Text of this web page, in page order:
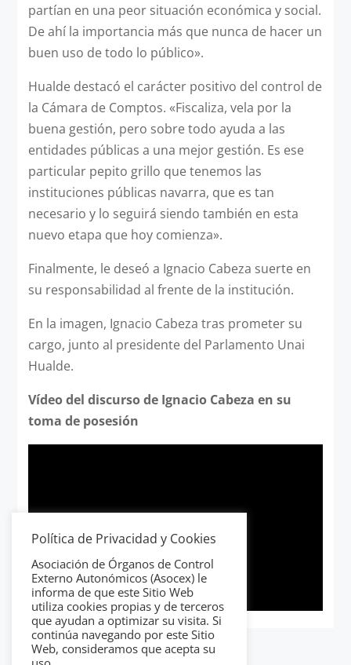
partían en una peor situación económica y social.
De ahí la importancia más que nunca de hacer un
buen uso de todo lo público».
Hualde destacó el carácter positivo del control de
la Cámara de Comptos. «Fiscaliza, vela por la
buena gestión, pero sobre todo ayuda a las
entidades públicas a una mejor gestión. Es ese
particular pepito grillo que tenemos las
instituciones públicas navarra, que es tan
necesario y lo seguirá siendo también en esta
nuevo etapa que hoy comienza».
Finalmente, le deseó a Ignacio Cabeza suerte en
su responsabilidad al frente de la institución.
En la imagen, Ignacio Cabeza tras prometer su
cargo, junto al presidente del Parlamento Unai
Hualde.
Vídeo del discurso de Ignacio Cabeza en su
toma de posesión
Política de Privacidad y Cookies
Asociación de Órganos de Control
Externo Autonómicos (Asocex) le
informa de que este Sitio Web
utiliza cookies propias y de terceros
que ayudan a optimizar su visita. Si
continúa navegando por este Sitio
Web, consideramos que acepta su